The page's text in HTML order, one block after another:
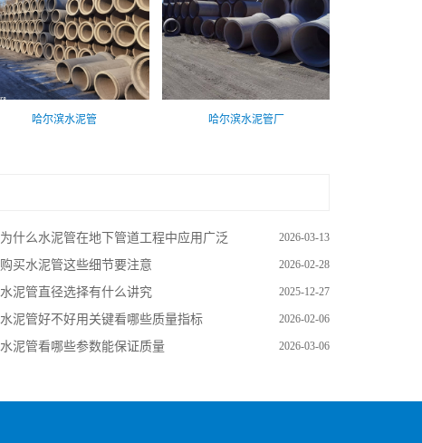
哈尔滨水泥管 哈尔滨水泥管厂
为什么水泥管在地下管道工程中应用广泛 2026-03-13
购买水泥管这些细节要注意 2026-02-28
水泥管直径选择有什么讲究 2025-12-27
水泥管好不好用关键看哪些质量指标 2026-02-06
水泥管看哪些参数能保证质量 2026-03-06